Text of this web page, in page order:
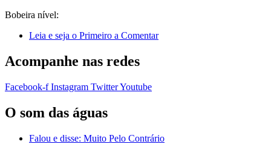
Bobeira nível:
Leia e seja o Primeiro a Comentar
Acompanhe nas redes
Facebook-f Instagram TwitterYoutube
O som das águas
Falou e disse: Muito Pelo Contrário